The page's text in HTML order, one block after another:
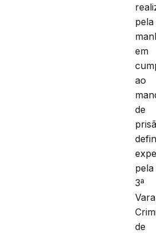
pela
em
ao
de
pela
3ª
Vara
de